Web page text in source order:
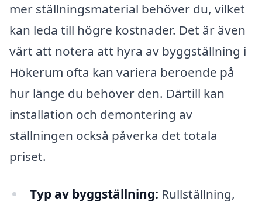
mer ställningsmaterial behöver du, vilket
kan leda till högre kostnader. Det är även
värt att notera att hyra av byggställning i
Hökerum ofta kan variera beroende på
hur länge du behöver den. Därtill kan
installation och demontering av
ställningen också påverka det totala
priset.
Typ av byggställning: Rullställning,